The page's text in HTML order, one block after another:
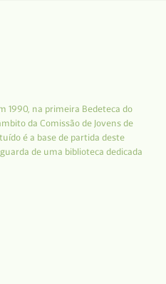
1990, na primeira Bedeteca do
da Comissão de Jovens de
é a base de partida deste
de uma biblioteca dedicada